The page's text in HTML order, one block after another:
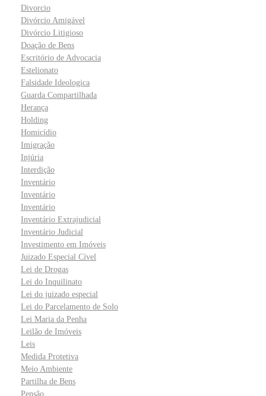
Divorcio
Divórcio Amigável
Divórcio Litigioso
Doação de Bens
Escritório de Advocacia
Estelionato
Falsidade Ideologica
Guarda Compartilhada
Herança
Holding
Homicídio
Imigração
Injúria
Interdição
Inventário
Inventário
Inventário
Inventário Extrajudicial
Inventário Judicial
Investimento em Imóveis
Juizado Especial Cível
Lei de Drogas
Lei do Inquilinato
Lei do juizado especial
Lei do Parcelamento de Solo
Lei Maria da Penha
Leilão de Imóveis
Leis
Medida Protetiva
Meio Ambiente
Partilha de Bens
Pensão